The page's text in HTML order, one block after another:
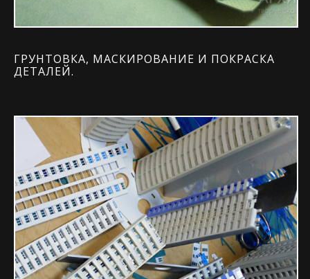
ГРУНТОВКА, МАСКИРОВАНИЕ И ПОКРАСКА
ДЕТАЛЕЙ.